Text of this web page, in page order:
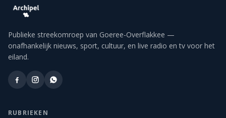
Publieke streekomroep van Goeree-Overflakkee —
onafhankelijk nieuws, sport, cultuur, en live radio en tv voor het
eiland.
RUBRIEKEN